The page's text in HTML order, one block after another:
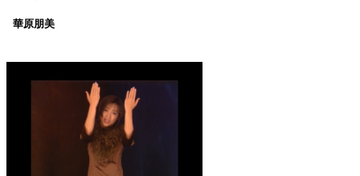
華原朋美